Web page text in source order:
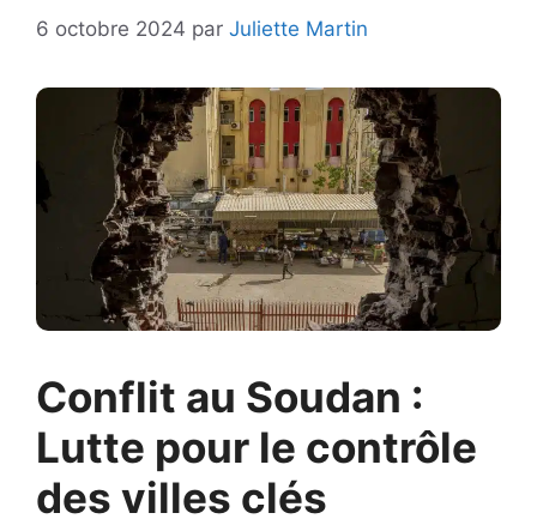
6 octobre 2024 par Juliette Martin
Conflit au Soudan :
Lutte pour le contrôle
des villes clés